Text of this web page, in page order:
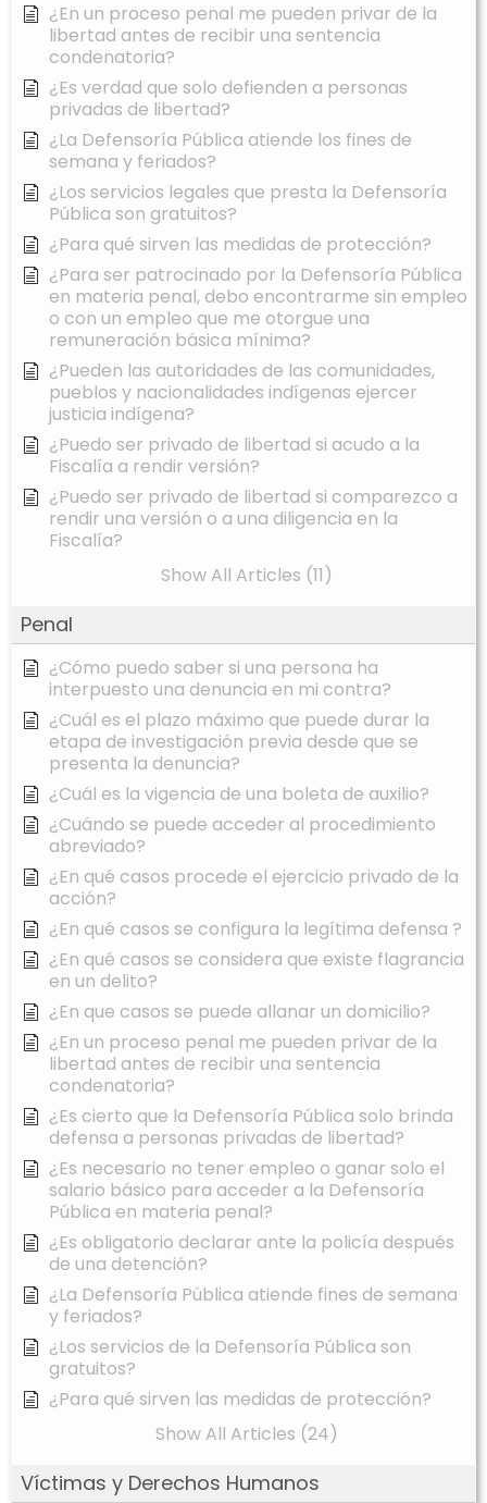
¿En un proceso penal me pueden privar de la
libertad antes de recibir una sentencia
condenatoria?
¿Es verdad que solo defienden a personas
privadas de libertad?
¿La Defensoría Pública atiende los fines de
semana y feriados?
¿Los servicios legales que presta la Defensoría
Pública son gratuitos?
¿Para qué sirven las medidas de protección?
¿Para ser patrocinado por la Defensoría Pública
en materia penal, debo encontrarme sin empleo
o con un empleo que me otorgue una
remuneración básica mínima?
¿Pueden las autoridades de las comunidades,
pueblos y nacionalidades indígenas ejercer
justicia indígena?
¿Puedo ser privado de libertad si acudo a la
Fiscalía a rendir versión?
¿Puedo ser privado de libertad si comparezco a
rendir una versión o a una diligencia en la
Fiscalía?
Show All Articles (11)
Penal
¿Cómo puedo saber si una persona ha
interpuesto una denuncia en mi contra?
¿Cuál es el plazo máximo que puede durar la
etapa de investigación previa desde que se
presenta la denuncia?
¿Cuál es la vigencia de una boleta de auxilio?
¿Cuándo se puede acceder al procedimiento
abreviado?
¿En qué casos procede el ejercicio privado de la
acción?
¿En qué casos se configura la legítima defensa ?
¿En qué casos se considera que existe flagrancia
en un delito?
¿En que casos se puede allanar un domicilio?
¿En un proceso penal me pueden privar de la
libertad antes de recibir una sentencia
condenatoria?
¿Es cierto que la Defensoría Pública solo brinda
defensa a personas privadas de libertad?
¿Es necesario no tener empleo o ganar solo el
salario básico para acceder a la Defensoría
Pública en materia penal?
¿Es obligatorio declarar ante la policía después
de una detención?
¿La Defensoría Pública atiende fines de semana
y feriados?
¿Los servicios de la Defensoría Pública son
gratuitos?
¿Para qué sirven las medidas de protección?
Show All Articles (24)
Víctimas y Derechos Humanos